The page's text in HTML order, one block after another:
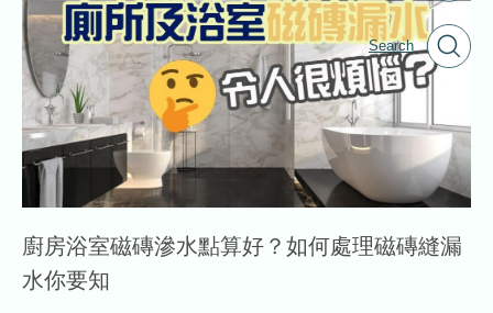
Search
廚房浴室磁磚滲水點算好？如何處理磁磚縫漏
水你要知